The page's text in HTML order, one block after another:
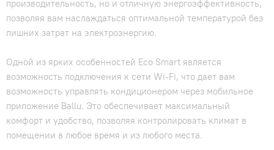
производительность, но и отличную энергоэффективность,
позволяя вам наслаждаться оптимальной температурой без
лишних затрат на электроэнергию.
Одной из ярких особенностей Eco Smart является
возможность подключения к сети Wi-Fi, что дает вам
возможность управлять кондиционером через мобильное
приложение Ballu. Это обеспечивает максимальный
комфорт и удобство, позволяя контролировать климат в
помещении в любое время и из любого места.